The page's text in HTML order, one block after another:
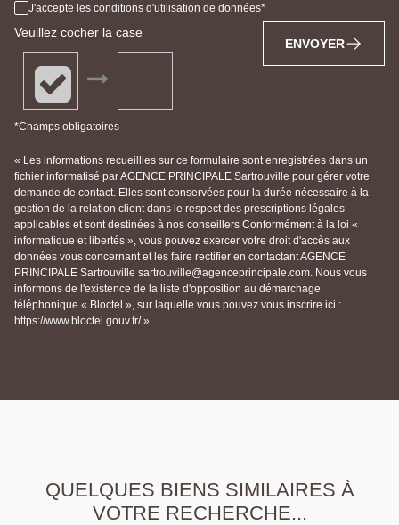
J'accepte les conditions d'utilisation de données
Veuillez cocher la case
*Champs obligatoires
ENVOYER
« Les informations recueillies sur ce formulaire sont enregistrées dans un
fichier informatisé par AGENCE PRINCIPALE Sartrouville pour gérer votre
demande de contact. Elles sont conservées pour la durée nécessaire à la
gestion de la relation client dans le respect des prescriptions légales
applicables et sont destinées à nos conseillers Conformément à la loi «
informatique et libertés », vous pouvez exercer votre droit d'accès aux
données vous concernant et les faire rectifier en contactant AGENCE
PRINCIPALE Sartrouville sartrouville@agenceprincipale.com. Nous vous
informons de l'existence de la liste d'opposition au démarchage
téléphonique « Bloctel », sur laquelle vous pouvez vous inscrire ici :
https://www.bloctel.gouv.fr/ »
QUELQUES BIENS SIMILAIRES À
VOTRE RECHERCHE...